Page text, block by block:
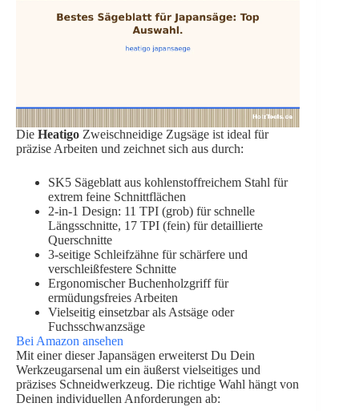
Die Heatigo Zweischneidige Zugsäge ist ideal für
präzise Arbeiten und zeichnet sich aus durch:
SK5 Sägeblatt aus kohlenstoffreichem Stahl für
extrem feine Schnittflächen
2-in-1 Design: 11 TPI (grob) für schnelle
Längsschnitte, 17 TPI (fein) für detaillierte
Querschnitte
3-seitige Schleifzähne für schärfere und
verschleißfestere Schnitte
Ergonomischer Buchenholzgriff für
ermüdungsfreies Arbeiten
Vielseitig einsetzbar als Astsäge oder
Fuchsschwanzsäge
Bei Amazon ansehen
Mit einer dieser Japansägen erweiterst Du Dein
Werkzeugarsenal um ein äußerst vielseitiges und
präzises Schneidwerkzeug. Die richtige Wahl hängt von
Deinen individuellen Anforderungen ab: